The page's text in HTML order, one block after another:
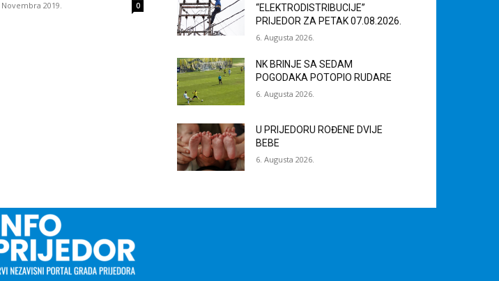
Novembra 2019. 0
“ELEKTRODISTRIBUCIJE”
PRIJEDOR ZA PETAK 07.08.2026.
6. Augusta 2026.
NK BRINJE SA SEDAM
POGODAKA POTOPIO RUDARE
6. Augusta 2026.
U PRIJEDORU ROĐENE DVIJE
BEBE
6. Augusta 2026.